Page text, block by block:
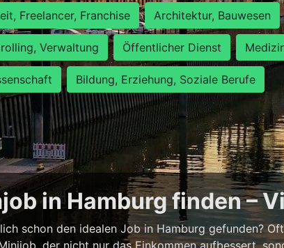
Freelancer, Franchise Architektur, Bauwesen
Verwaltung Öffentlicher Dienst
Bildung, Erziehung, Soziale Berufe
in Hamburg finden –
schon den idealen Job in Hamburg gefunden?